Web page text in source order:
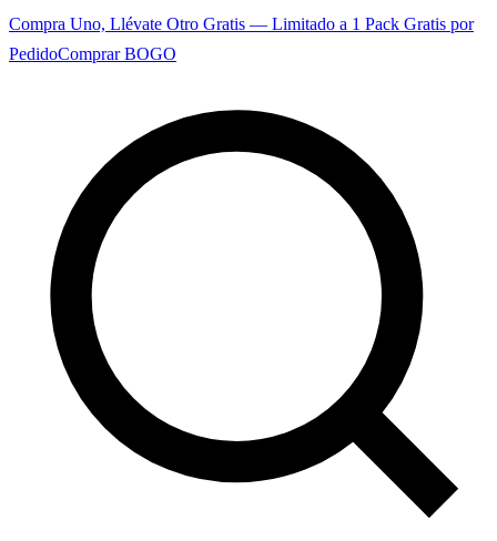
Compra Uno, Llévate Otro Gratis — Limitado a 1 Pack Gratis por
PedidoComprar BOGO